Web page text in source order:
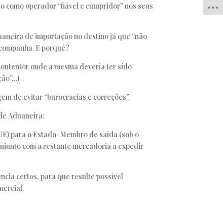
operador “fiável e cumpridor” nos seus
de importação no destino já que “não
E porquê?
onde a mesma deveria ter sido
de evitar “burocracias e correções”.
Aduaneira:
para o Estado-Membro de saída (sob o
com a restante mercadoria a expedir
certos, para que resulte possível